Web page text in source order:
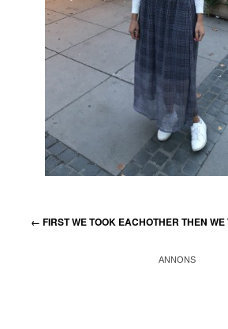
← FIRST WE TOOK EACHOTHER THEN